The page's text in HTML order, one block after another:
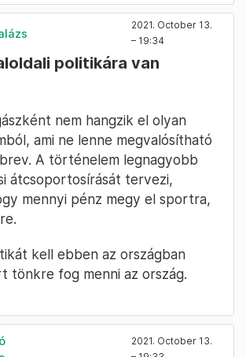
2021. October 13.
– 19:34
politikára van
nem hangzik el olyan
ami ne lenne megvalósítható
A történelem legnagyobb
átcsoportosírását tervezi,
mennyi pénz megy el sportra,
kell ebben az országban
tönkre fog menni az ország.
2021. October 13.